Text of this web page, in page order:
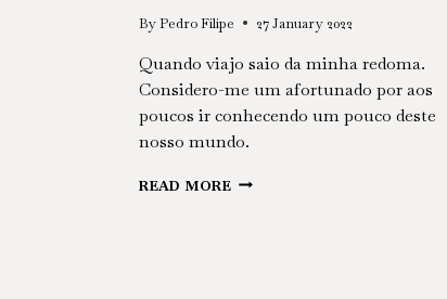
ByPedro Filipe 27 January 2022
Quando viajo saio da minha redoma.
Considero-me um afortunado por aos
poucos ir conhecendo um pouco deste
nosso mundo.
READ MORE VIAJAR